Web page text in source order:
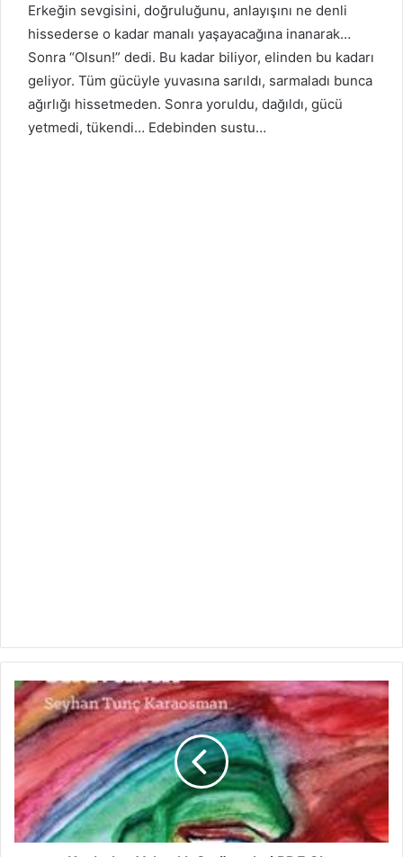
Erkeğin sevgisini, doğruluğunu, anlayışını ne denli
hissederse o kadar manalı yaşayacağına inanarak…
Sonra “Olsun!” dedi. Bu kadar biliyor, elinden bu kadarı
geliyor. Tüm gücüyle yuvasına sarıldı, sarmaladı bunca
ağırlığı hissetmeden. Sonra yoruldu, dağıldı, gücü
yetmedi, tükendi… Edebinden sustu…